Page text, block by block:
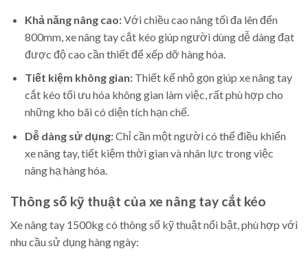
Khả năng nâng cao:Với chiều cao nâng tối đa lên đến
800mm, xe nâng tay cắt kéo giúp người dùng dễ dàng đạt
được độ cao cần thiết để xếp dỡ hàng hóa.
Tiết kiệm không gian:Thiết kế nhỏ gọn giúp xe nâng tay
cắt kéo tối ưu hóa không gian làm việc, rất phù hợp cho
những kho bãi có diện tích hạn chế.
Dễ dàng sử dụng:Chỉ cần một người có thể điều khiển
xe nâng tay, tiết kiệm thời gian và nhân lực trong việc
nâng hạ hàng hóa.
Thông số kỹ thuật của xe nâng tay cắt kéo
Xe nâng tay 1500kg có thông số kỹ thuật nổi bật, phù hợp với
nhu cầu sử dụng hàng ngày: